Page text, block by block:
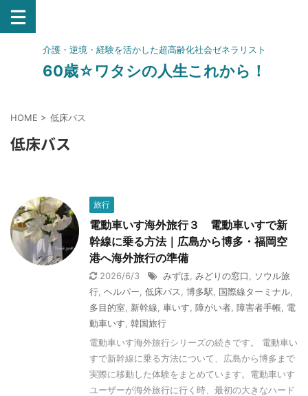
介護・逆境・経験を活かした超高齢化社会ゼネラリスト
60歳☆ワタシの人生これから！
HOME > 低床バス
低床バス
旅行
電動車いす海外旅行３ 電動車いすで新
幹線に乗る方法｜広島から博多・福岡空
港へ海外旅行の準備
2026/6/3 みずほ みどりの窓口
ソウル旅
行 ヘルパー 低床バス 博多駅 国際線ターミナル
多目的室
新幹線 車いす 障がい者 障害者手帳
電
動車いす 韓国旅行
電動車いす海外旅行シリーズの続きです。 電動車い
すで新幹線に乗る方法について、広島から博多まで
実際に移動した体験をまとめています。電動車いす
ユーザーが海外旅行に行く時、最初の大きなハード